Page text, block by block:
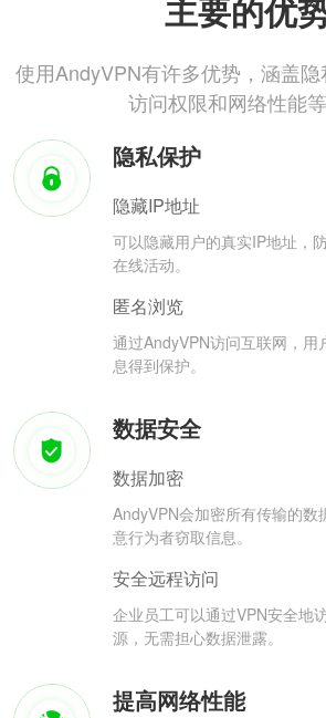
主要的优
使用AndyVPN有许多优势，涵盖隐
访问权限和网络性能
隐私保护
隐藏IP地址
可以隐藏用户的真实IP地址，
在线活动。
匿名浏览
通过AndyVPN访问互联网，用
息得到保护。
数据安全
数据加密
AndyVPN会加密所有传输的数
意行为者窃取信息。
安全远程访问
企业员工可以通过VPN安全地
源，无需担心数据泄露。
提高网络性能